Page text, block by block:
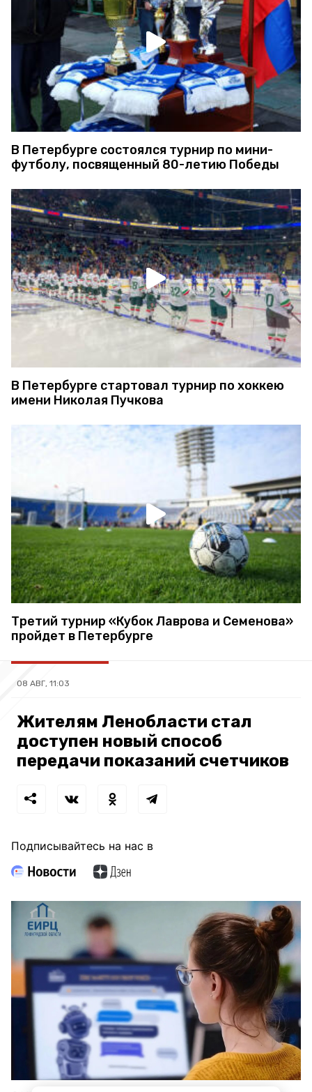
В Петербурге состоялся турнир по мини-
футболу, посвященный 80-летию Победы
В Петербурге стартовал турнир по хоккею
имени Николая Пучкова
Третий турнир «Кубок Лаврова и Семенова»
пройдет в Петербурге
08 АВГ, 11:03
Жителям Ленобласти стал
доступен новый способ
передачи показаний счетчиков
Подписывайтесь на нас в